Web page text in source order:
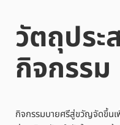
วัตถุประ
กิจกรรม
กิจกรรมบายศรีสู่ขวัญจัดขึ้นเ